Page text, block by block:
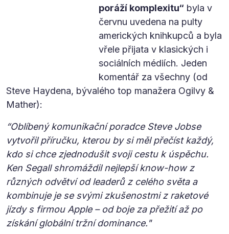
poráží komplexitu“ byla v
červnu uvedena na pulty
amerických knihkupců a byla
vřele přijata v klasických i
sociálních médiích. Jeden
komentář za všechny (od
Steve Haydena, bývalého top manažera Ogilvy &
Mather):
“Oblíbený komunikační poradce Steve Jobse
vytvořil příručku, kterou by si měl přečíst každý,
kdo si chce zjednodušit svoji cestu k úspěchu.
Ken Segall shromáždil nejlepší know-how z
různých odvětví od leaderů z celého světa a
kombinuje je se svými zkušenostmi z raketové
jízdy s firmou Apple – od boje za přežití až po
získání globální tržní dominance."